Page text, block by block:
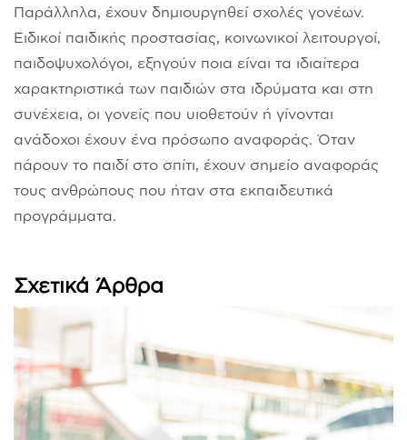
Παράλληλα, έχουν δημιουργηθεί σχολές γονέων.
Ειδικοί παιδικής προστασίας, κοινωνικοί λειτουργοί,
παιδοψυχολόγοι, εξηγούν ποια είναι τα ιδιαίτερα
χαρακτηριστικά των παιδιών στα ιδρύματα και στη
συνέχεια, οι γονείς που υιοθετούν ή γίνονται
ανάδοχοι έχουν ένα πρόσωπο αναφοράς. Όταν
πάρουν το παιδί στο σπίτι, έχουν σημείο αναφοράς
τους ανθρώπους που ήταν στα εκπαιδευτικά
προγράμματα.